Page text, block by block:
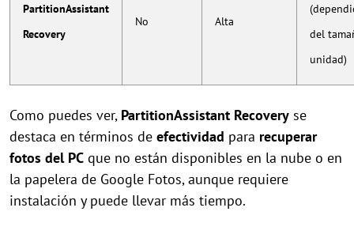
PartitionAssistant
Recovery
No Alta
del
unidad)
Como puedes ver, PartitionAssistant Recovery se
destaca en términos de efectividad para recuperar
fotos del PC que no están disponibles en la nube o en
la papelera de Google Fotos, aunque requiere
instalación y puede llevar más tiempo.